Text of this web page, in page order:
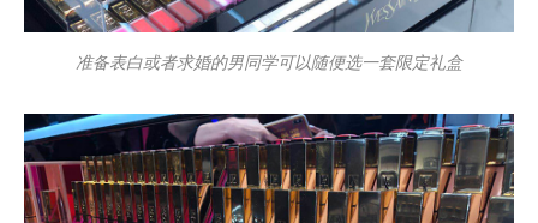
准备表白或者求婚的男同学可以随便选一套限定礼盒